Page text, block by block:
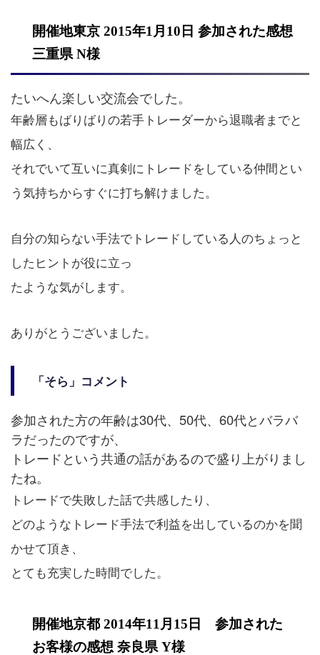
開催地東京 2015年1月10日 参加された感想
三重県 N様
たいへん楽しい交流会でした。
年齢層もばりばりの若手トレーダーから退職者までと
幅広く、
それでいて互いに真剣にトレードをしている仲間とい
う気持ちからすぐに打ち解けました。
自分の知らない手法でトレードしている人のちょっと
したヒントが役に立っ
たような気がします。
ありがとうございました。
「そら」コメント
参加された方の年齢は30代、50代、60代とバラバ
ラだったのですが、
トレードという共通の話があるので盛り上がりまし
たね。
トレードで失敗した話で共感したり、
どのようなトレード手法で利益を出しているのかを聞
かせて頂き、
とても充実した時間でした。
開催地京都 2014年11月15日 参加された
お客様の感想 奈良県 Y様